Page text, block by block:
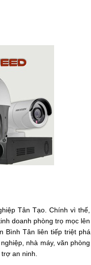
Tân Tạo. Chính vì thế,
doanh phòng trọ mọc lên
Bình Tân liên tiếp triệt phá
nhà máy, văn phòng
an ninh.